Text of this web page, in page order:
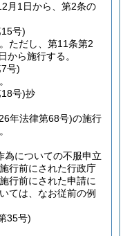
月1日から、第2条の
号)
ただし、第11条第2
から施行する。
号)
号)抄
年法律第68号)の施行
為についての不服申立
行前にされた行政庁
行前にされた申請に
ては、なお従前の例
35号)